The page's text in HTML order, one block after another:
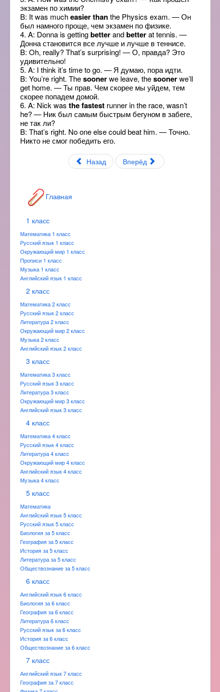
экзамен по химии?
B: It was mucheasier thanthe Physics exam. — Он
был намного проще, чем экзамен по физике.
4. A: Donna is gettingbetterandbetterat tennis. —
Донна становится все лучше и лучше в теннисе.
B: Oh, really? That’s surprising! — О, правда? Это
удивительно!
5. A: I think it’s time to go. — Я думаю, пора идти.
B: You’re right. Thesoonerwe leave, thesoonerwe’ll
get home. — Ты прав. Чем скорее мы уйдем, тем
скорее попадем домой.
6. A: Nick was the fastest runner in the race, wasn’t
he? — Ник был самым быстрым бегуном в забеге,
не так ли?
B: That’s right. No one else could beat him. — Точно.
Никто не смог победить его.
Назад Вперёд
Главная
1 класс
Математика 1 класс
Русский язык 1 класс
Окружающий мир 1 класс
Прописи 1 класс
Музыка 1 класс
Английский язык 1 класс
2 класс
Математика 2 класс
Русский язык 2 класс
Литература 2 класс
Окружающий мир 2 класс
Музыка 2 класс
Английский язык 2 класс
3 класс
Математика 3 класс
Русский язык 3 класс
Литература 3 класс
Окружающий мир 3 класс
Английский язык 3 класс
4 класс
Математика 4 класс
Русский язык 4 класс
Литература 4 класс
Окружающий мир 4 класс
Английский язык 4 класс
Музыка 4 класс
5 класс
Математика
Английский язык 5 класс
Русский язык 5 класс
Биология за 5 класс
География за 5 класс
История за 5 класс
Литература за 5 класс
Обществознание за 5 класс
6 класс
Английский язык 6 класс
Биология за 6 класс
География за 6 класс
Литература 6 класс
Русский язык за 6 класс
История за 6 класс
Обществознание за 6 класс
7 класс
Английский язык 7 класс
География за 7 класс